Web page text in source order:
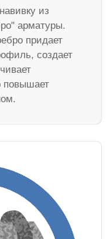
из
арматуры.
придает
создает
повышает